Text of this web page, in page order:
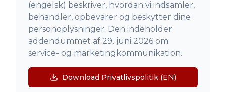
(engelsk) beskriver, hvordan vi indsamler,
behandler, opbevarer og beskytter dine
personoplysninger. Den indeholder
addendummet af 29. juni 2026 om
service- og marketingkommunikation.
Download Privatlivspolitik (EN)